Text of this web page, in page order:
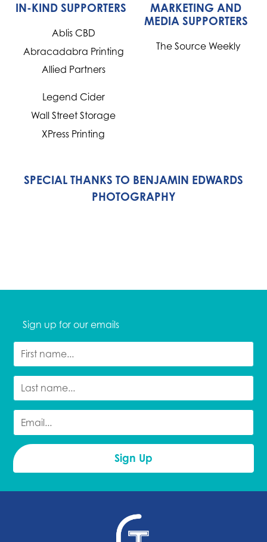
IN-KIND SUPPORTERS
Ablis CBD
Abracadabra Printing
Allied Partners
Legend Cider
Wall Street Storage
XPress Printing
MARKETING AND
MEDIA SUPPORTERS
The Source Weekly
SPECIAL THANKS TO BENJAMIN EDWARDS
PHOTOGRAPHY
Sign up for our emails